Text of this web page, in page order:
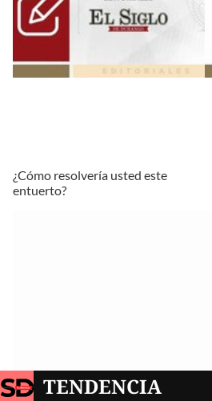
¿Cómo resolvería usted este
entuerto?
TENDENCIA